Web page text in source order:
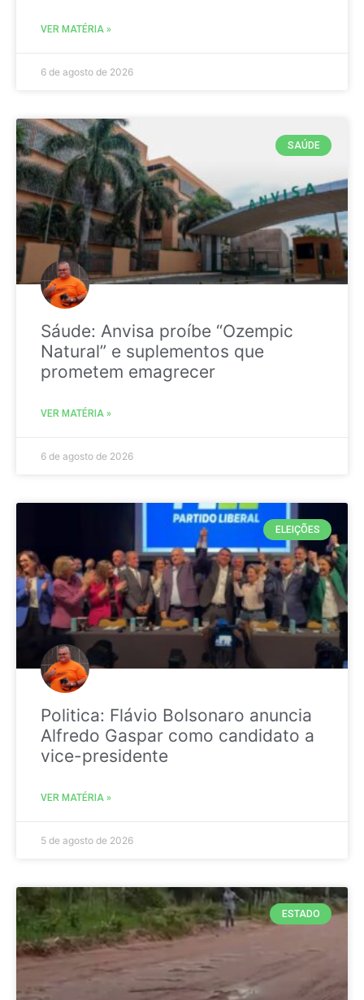
VER MATÉRIA »
6 de agosto de 2026
SAÚDE
Sáude: Anvisa proíbe “Ozempic
Natural” e suplementos que
prometem emagrecer
VER MATÉRIA »
6 de agosto de 2026
ELEIÇÕES
Politica: Flávio Bolsonaro anuncia
Alfredo Gaspar como candidato a
vice-presidente
VER MATÉRIA »
5 de agosto de 2026
ESTADO